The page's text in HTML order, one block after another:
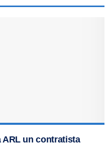
ARL un contratista